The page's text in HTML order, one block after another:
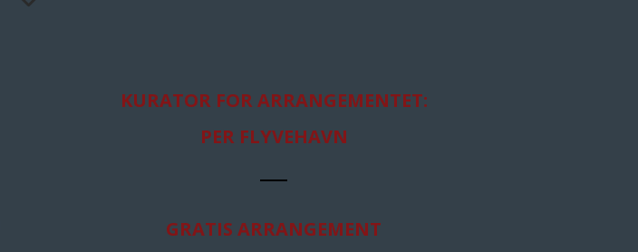
KURATOR FOR ARRANGEMENTET:
PER FLYVEHAVN
GRATIS ARRANGEMENT